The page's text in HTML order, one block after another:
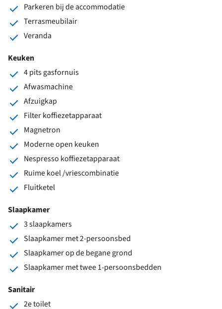
Parkeren bij de accommodatie
Terrasmeubilair
Veranda
Keuken
4 pits gasfornuis
Afwasmachine
Afzuigkap
Filter koffiezetapparaat
Magnetron
Moderne open keuken
Nespresso koffiezetapparaat
Ruime koel /vriescombinatie
Fluitketel
Slaapkamer
3 slaapkamers
Slaapkamer met 2-persoonsbed
Slaapkamer op de begane grond
Slaapkamer met twee 1-persoonsbedden
Sanitair
2e toilet